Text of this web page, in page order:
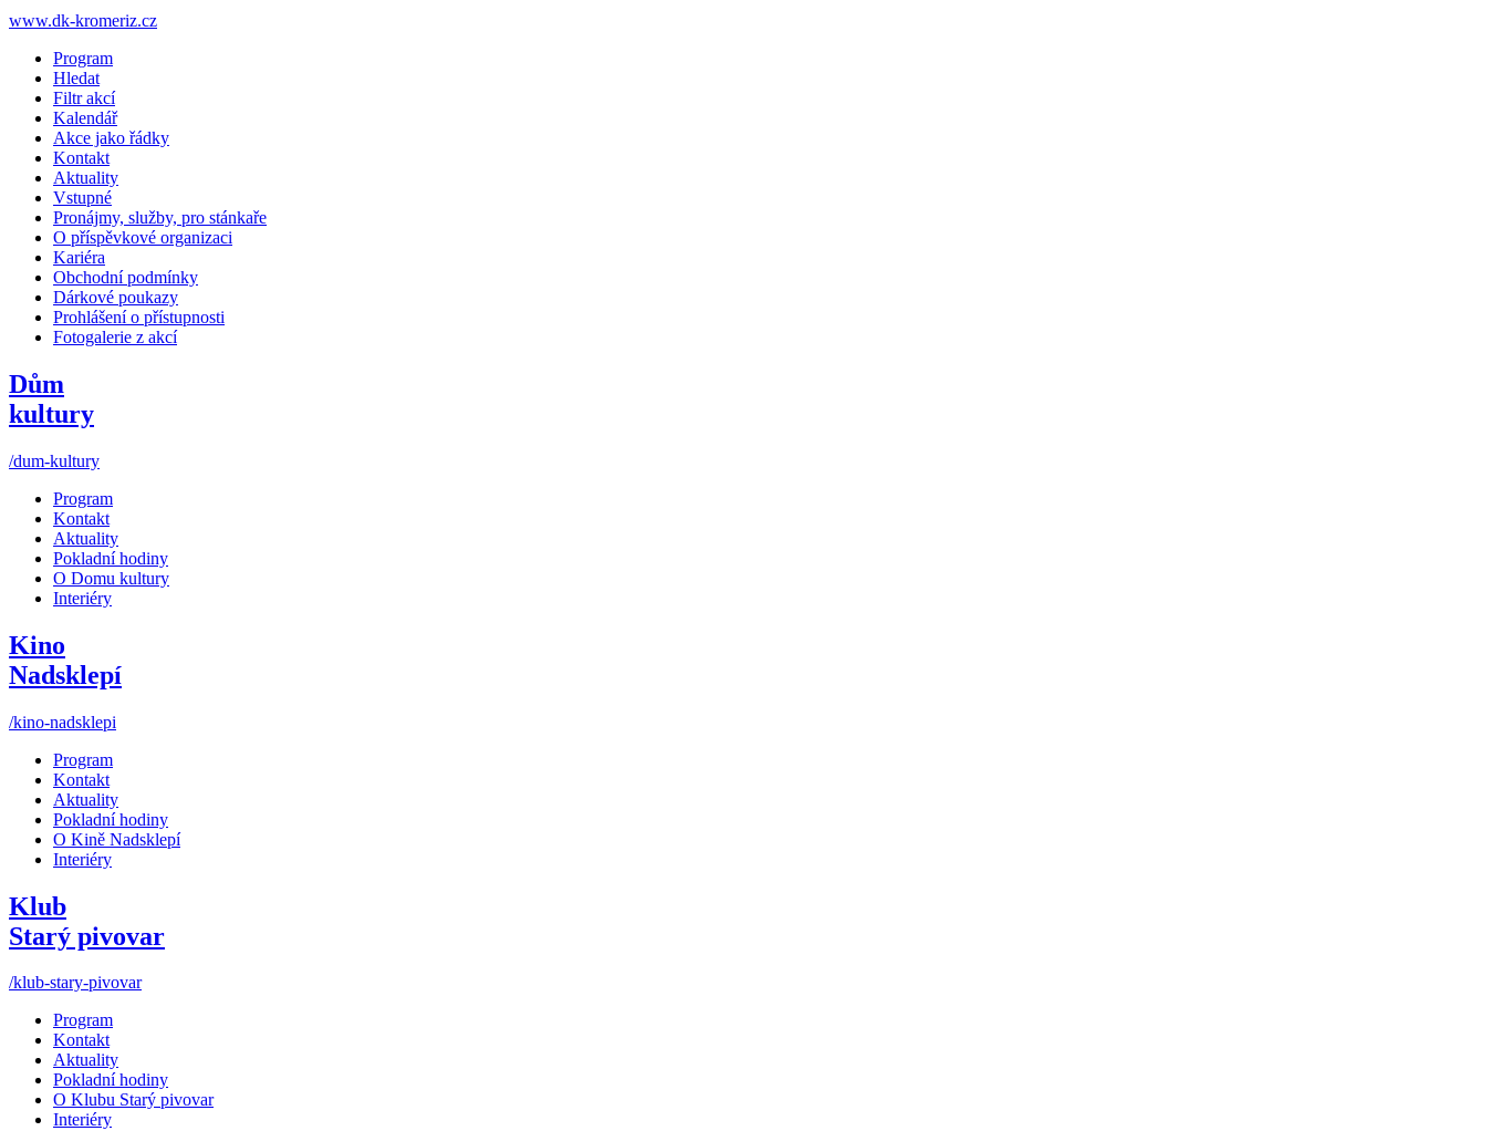
www.dk-kromeriz.cz
Program
Hledat
Filtr akcí
Kalendář
Akce jako řádky
Kontakt
Aktuality
Vstupné
Pronájmy, služby, pro stánkaře
O příspěvkové organizaci
Kariéra
Obchodní podmínky
Dárkové poukazy
Prohlášení o přístupnosti
Fotogalerie z akcí
Dům
kultury
/dum-kultury
Program
Kontakt
Aktuality
Pokladní hodiny
O Domu kultury
Interiéry
Kino
Nadsklepí
/kino-nadsklepi
Program
Kontakt
Aktuality
Pokladní hodiny
O Kině Nadsklepí
Interiéry
Klub
Starý pivovar
/klub-stary-pivovar
Program
Kontakt
Aktuality
Pokladní hodiny
O Klubu Starý pivovar
Interiéry